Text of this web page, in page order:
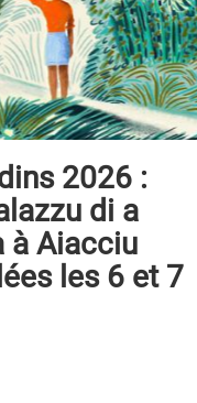
2026 :
di a
à Aiacciu
les 6 et 7